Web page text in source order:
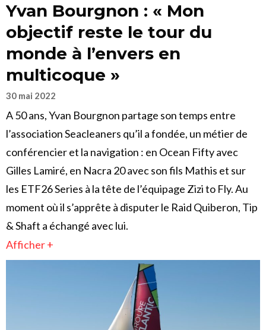
Yvan Bourgnon : « Mon
objectif reste le tour du
monde à l’envers en
multicoque »
30 mai 2022
A 50 ans, Yvan Bourgnon partage son temps entre
l’association Seacleaners qu’il a fondée, un métier de
conférencier et la navigation : en Ocean Fifty avec
Gilles Lamiré, en Nacra 20 avec son fils Mathis et sur
les ETF26 Series à la tête de l’équipage Zizi to Fly. Au
moment où il s’apprête à disputer le Raid Quiberon, Tip
& Shaft a échangé avec lui.
Afficher +